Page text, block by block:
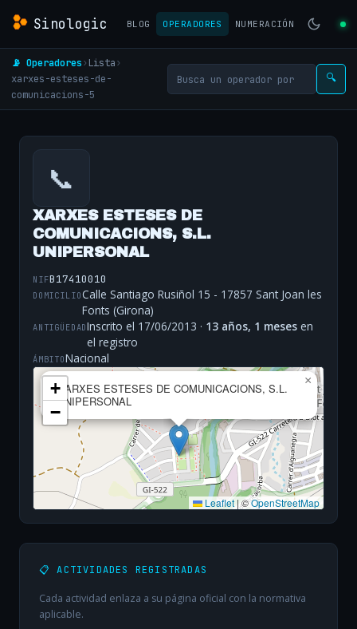
Sinologic BLOG OPERADORES NUMERACIÓN
📡 Operadores› Lista›
xarxes-esteses-de-
comunicacions-5
🔍
📞
XARXES ESTESES DE
COMUNICACIONS, S.L.
UNIPERSONAL
NIFB17410010
DOMICILIOCalle Santiago Rusiñol 15 - 17857 Sant Joan les
Fonts (Girona)
ANTIGÜEDADInscrito el 17/06/2013 · 13 años, 1 meses en
el registro
ÁMBITONacional
XARXES ESTESES DE COMUNICACIONS, S.L.
UNIPERSONAL
×
+
−
Leaflet |©OpenStreetMap
📋 ACTIVIDADES REGISTRADAS
Cada actividad enlaza a su página oficial con la normativa
aplicable.